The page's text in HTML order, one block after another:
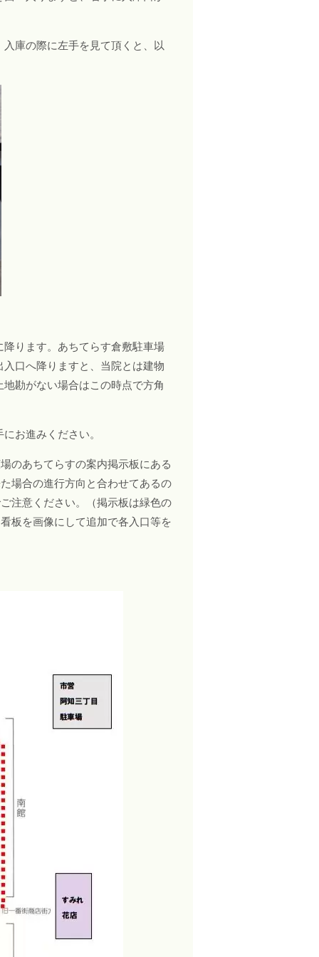
庫の際に左手を見て頂くと、以
ります。あちてらす倉敷駐車場
口へ降りますと、当院とは建物
勘がない場合はこの時点で方角
お進みください。
のあちてらすの案内掲示板にある
場合の進行方向と合わせてあるの
注意ください。（掲示板は緑色の
板を画像にして追加で各入口等を